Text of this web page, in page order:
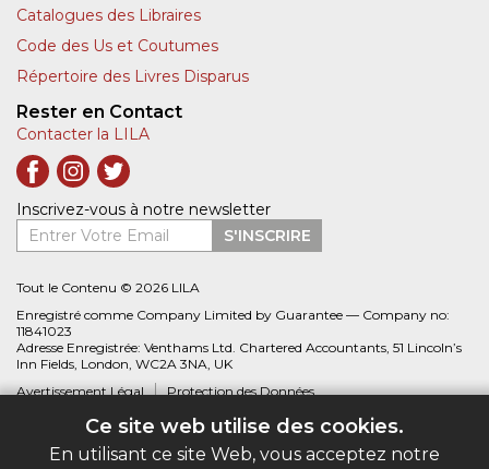
Ce site web utilise des cookies.
En utilisant ce site Web, vous acceptez notre
Catalogues des Libraires
Code des Us et Coutumes
Répertoire des Livres Disparus
Rester en Contact
Contacter la LILA
Inscrivez-vous à notre newsletter
Entrer Votre Email
S'INSCRIRE
Tout le Contenu © 2026 LILA
Enregistré comme Company Limited by Guarantee — Company no:
11841023
Adresse Enregistrée: Venthams Ltd. Chartered Accountants, 51 Lincoln’s
Inn Fields, London, WC2A 3NA, UK
Avertissement Légal
Protection des Données